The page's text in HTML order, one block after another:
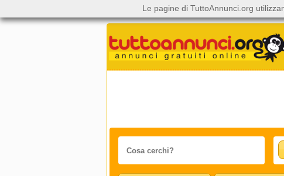
Le pagine di TuttoAnnunci.org